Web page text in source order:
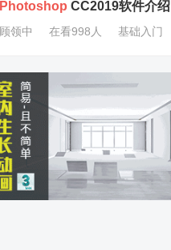
Photoshop CC2019软件介绍
顾领中 在看998人 基础入门